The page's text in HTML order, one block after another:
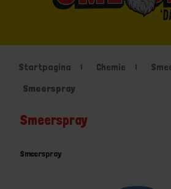
Startpagina Chemie
Smeerspray
Smeerspray
Smeerspray